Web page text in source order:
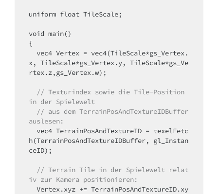
uniform float TileScale;
void main()
{
x, TileScale*gs_Vertex.y, TileScale*gs_Ve
rtex.z,gs_Vertex.w);
in der Spielewelt
auslesen:
h(TerrainPosAndTextureIDBuffer, gl_Instan
ceID);
// Terrain Tile in der Spielewelt relat
iv zur Kamera positionieren: